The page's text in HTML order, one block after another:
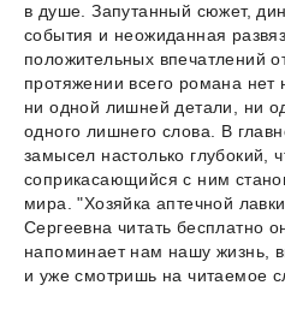
в душе. Запутанный сюжет,
события и неожиданная
положительных впечатлений
протяжении всего романа нет
ни одной лишней детали, ни
одного лишнего слова. В
замысел настолько глубокий,
соприкасающийся с ним
мира. "Хозяйка аптечной
Сергеевна читать бесплатно
напоминает нам нашу жизнь,
и уже смотришь на читаемое